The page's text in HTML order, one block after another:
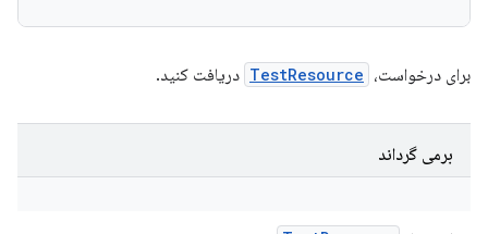
برای درخواست، TestResource دریافت کنید.
برمی گرداند